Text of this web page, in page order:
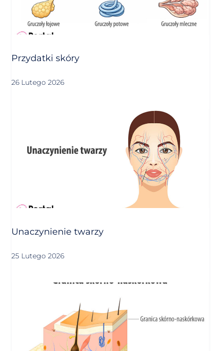
Przydatki skóry
26 Lutego 2026
Unaczynienie twarzy
25 Lutego 2026